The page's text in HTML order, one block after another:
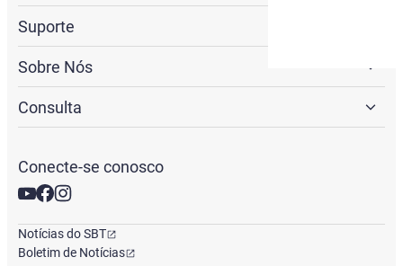
Suporte
Sobre Nós
Consulta
Conecte-se conosco
Notícias do SBT
Boletim de Notícias